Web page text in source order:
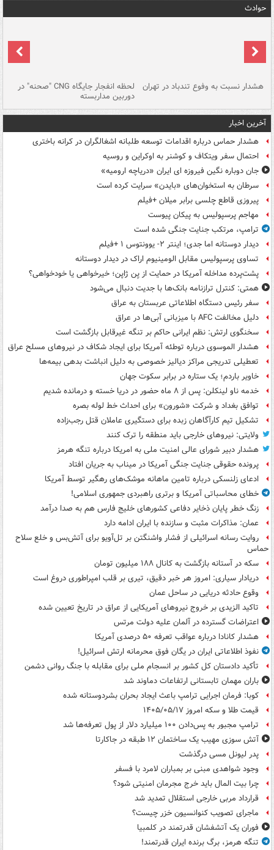
حوادث
هشدار نسبت به وفوع تندباد در تهران لحظه انفجار جایگاه CNG "صحنه" در
دوربین مداربسته
آخرین اخبار
هشدار حماس درباره اقدامات توسعه طلبانه اشغالگران در کرانه باختری
احتمال سفر ویتکاف و کوشنر به اوکراین و روسیه
جان دوباره نگین فیروزه ای ایران «دریاچه ارومیه»
سرطان به استخوان‌های «بایدن» سرایت کرده است
پیروزی قاطع چلسی برابر میلان +فیلم
مهاجم پرسپولیس به پیکان پیوست
ترامپ، مرتکب جنایت جنگی شده است
دیدار دوستانه اما جدی؛ اینتر ۲- یوونتوس ۱ +فیلم
تساوی پرسپولیس مقابل الومینیوم اراک در دیدار دوستانه
پشت‌پرده مداخله آمریکا در حمایت از یِن ژاپن؛ خیرخواهی یا خودخواهی؟
همتی: کنترل ترازنامه بانک‌ها با جدیت دنبال می‌شود
سفر رئیس دستگاه اطلاعاتی عربستان به عراق
دلیل مخالفت AFC با میزبانی آبی‌ها در عراق
سخنگوی ارتش: نظم ایرانی حاکم بر تنگه غیرقابل بازگشت است
هشدار الموسوی درباره توطئه آمریکا برای ایجاد شکاف در نیروهای مسلح عراق
تعطیلی تدریجی مراکز دیالیز خصوصی به دلیل انباشت بدهی بیمه‌ها
خاویر باردم؛ یک ستاره در برابر سکوت جهان
خدمه ناو لینکلن: پس از ۸ ماه حضور در دریا خسته و درمانده‌ شدیم
توافق بغداد و شرکت «شورون» برای احداث خط لوله بصره
تشکیل تیم کارآگاهان زبده برای دستگیری عاملان قتل رجب‌زاده
ولایتی: نیروهای خارجی باید منطقه را ترک کنند
هشدار دبیر شورای عالی امنیت ملی به امریکا درباره تنگه هرمز
پرونده حقوقی جنایت جنگی آمریکا در میناب به جریان افتاد
ادعای زلنسکی درباره تامین ماهانه موشک‌های رهگیر توسط آمریکا
خطای محاسباتی آمریکا و برتری راهبردی جمهوری اسلامی!
زنگ خطر پایان ذخایر دفاعی کشورهای خلیج فارس هم به صدا درآمد
عمان: مذاکرات مثبت و سازنده با ایران ادامه دارد
روایت رسانه اسرائیلی از فشار واشنگتن بر تل‌آویو برای آتش‌بس و خلع سلاح
حماس
سکه در آستانه بازگشت به کانال ۱۸۸ میلیون تومان
دریادار سیاری: امروز هر خبر دقیق، تیری بر قلب امپراطوری دروغ است
وقوع حادثه دریایی در ساحل عمان
تاکید الزیدی بر خروج نیروهای آمریکایی از عراق در تاریخ تعیین شده
اعتراضات گسترده در آلمان علیه دولت مرتس
هشدار کانادا درباره عواقب تعرفه ۵۰ درصدی آمریکا
نفوذ اطلاعاتی ایران در یگان فوق محرمانه ارتش اسرائیل!
تأکید دادستان کل کشور بر انسجام ملی برای مقابله با جنگ روانی دشمن
باران مهمان تابستانی ارتفاعات دماوند شد
کوبا: فرمان اجرایی ترامپ باعث ایجاد بحران بشردوستانه شده
قیمت طلا و سکه امروز ۱۴۰۵/۰۵/۱۷
ترامپ مجبور به پس‌دادن ۱۰۰ میلیارد دلار از پول تعرفه‌ها شد
آتش سوزی مهیب یک ساختمان ۱۲ طبقه در جاکارتا
پدر لیونل مسی درگذشت
وجود شواهدی مبنی بر بمباران لامرد با فسفر
چرا بیت المال باید خرج مجرمان امنیتی شود؟
قرارداد مربی خارجی استقلال تمدید شد
ماجرای تصویب کنوانسیون خزر چیست؟
فوران یک آتشفشان قدرتمند در کلمبیا
تنگه هرمز، برگ برنده ایران قدرتمند!